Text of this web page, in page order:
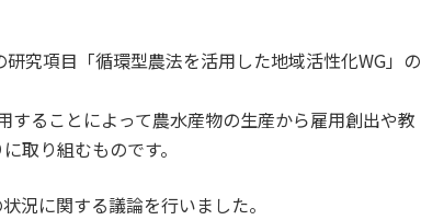
究項目「循環型農法を活用した地域活性化WG」の
ることによって農水産物の生産から雇用創出や教
取り組むものです。
況に関する議論を行いました。